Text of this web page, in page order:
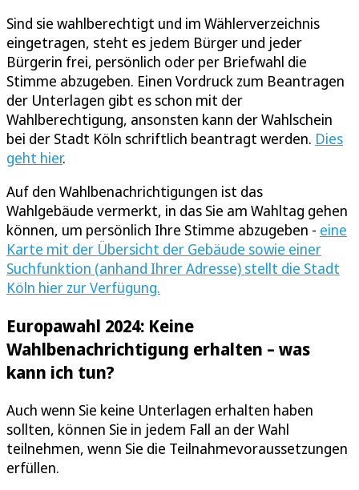
Sind sie wahlberechtigt und im Wählerverzeichnis
eingetragen, steht es jedem Bürger und jeder
Bürgerin frei, persönlich oder per Briefwahl die
Stimme abzugeben. Einen Vordruck zum Beantragen
der Unterlagen gibt es schon mit der
Wahlberechtigung, ansonsten kann der Wahlschein
bei der Stadt Köln schriftlich beantragt werden. Dies
geht hier.
Auf den Wahlbenachrichtigungen ist das
Wahlgebäude vermerkt, in das Sie am Wahltag gehen
können, um persönlich Ihre Stimme abzugeben - eine
Karte mit der Übersicht der Gebäude sowie einer
Suchfunktion (anhand Ihrer Adresse) stellt die Stadt
Köln hier zur Verfügung.
Europawahl 2024: Keine
Wahlbenachrichtigung erhalten – was
kann ich tun?
Auch wenn Sie keine Unterlagen erhalten haben
sollten, können Sie in jedem Fall an der Wahl
teilnehmen, wenn Sie die Teilnahmevoraussetzungen
erfüllen.